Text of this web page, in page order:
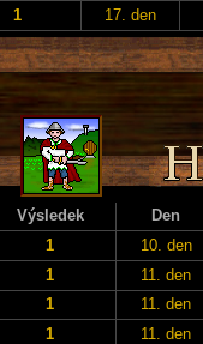
1 17. den
Výsledek
Den
1
10. den
1
11. den
1
11. den
1
11. den